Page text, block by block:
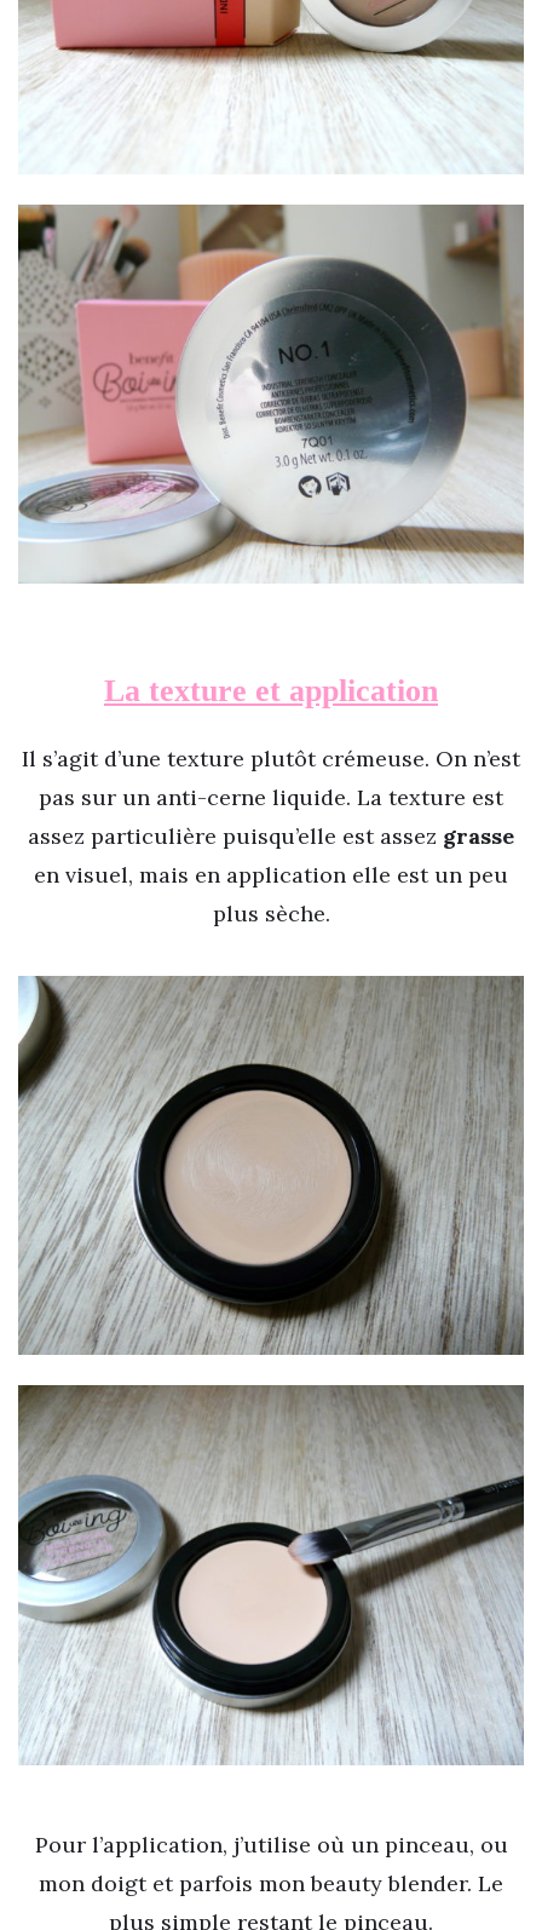
La texture et application
Il s’agit d’une texture plutôt crémeuse. On n’est
pas sur un anti-cerne liquide. La texture est
assez particulière puisqu’elle est assez grasse
en visuel, mais en application elle est un peu
plus sèche.
Pour l’application, j’utilise où un pinceau, ou
mon doigt et parfois mon beauty blender. Le
plus simple restant le pinceau.